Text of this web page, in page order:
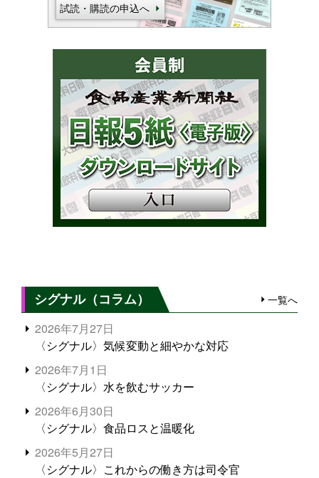
試読・購読の申込へ
シグナル（コラム） 一覧へ
2026年7月27日
〈シグナル〉気候変動と細やかな対応
2026年7月1日
〈シグナル〉水を飲むサッカー
2026年6月30日
〈シグナル〉食品ロスと温暖化
2026年5月27日
〈シグナル〉これからの働き方は司令官